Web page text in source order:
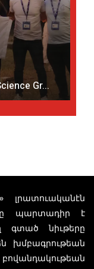
Gr...
լրատուականէն
պարտադիր է
գտած նիւթերը
խմբագրութեան